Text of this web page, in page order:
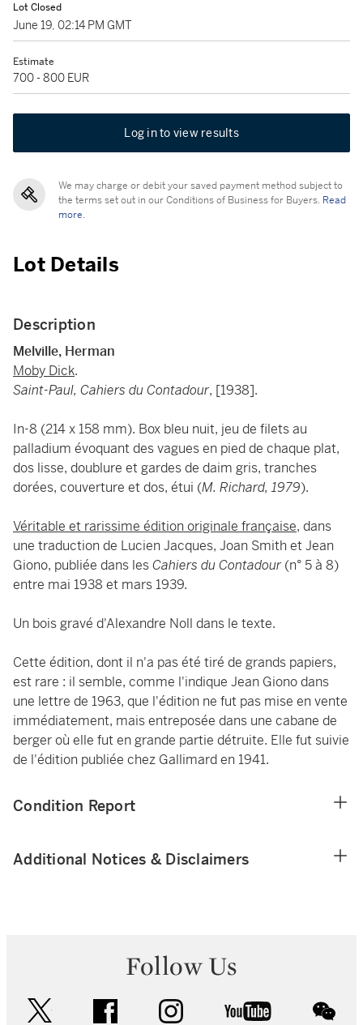
Lot Closed
June 19, 02:14 PM GMT
Estimate
700 - 800 EUR
Log in to view results
We may charge or debit your saved payment method subject to
the terms set out in our Conditions of Business for Buyers. Read
more.
Lot Details
Description
Melville, Herman
Moby Dick.
Saint-Paul, Cahiers du Contadour, [1938].
In-8 (214 x 158 mm). Box bleu nuit, jeu de filets au
palladium évoquant des vagues en pied de chaque plat,
dos lisse, doublure et gardes de daim gris, tranches
dorées, couverture et dos, étui (M. Richard, 1979).
Véritable et rarissime édition originale française, dans
une traduction de Lucien Jacques, Joan Smith et Jean
Giono, publiée dans lesCahiers du Contadour(n° 5 à 8)
entre mai 1938 et mars 1939.
Un bois gravé d'Alexandre Noll dans le texte.
Cette édition, dont il n'a pas été tiré de grands papiers,
est rare : il semble, comme l'indique Jean Giono dans
une lettre de 1963, que l'édition ne fut pas mise en vente
immédiatement, mais entreposée dans une cabane de
berger où elle fut en grande partie détruite. Elle fut suivie
de l'édition publiée chez Gallimard en 1941.
Condition Report
Additional Notices & Disclaimers
Follow Us
facebook instagram youtube